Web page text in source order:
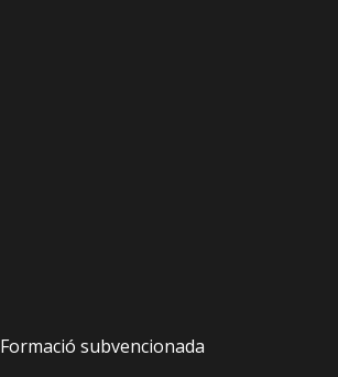
Formació subvencionada